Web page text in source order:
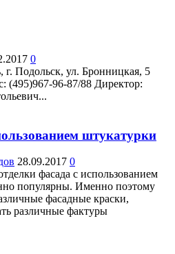
0
г. Подольск, ул. Бронницкая, 5
(495)967-96-87/88 Директор:
штукатурки
28.09.2017 0
фасада с использованием
популярны. Именно поэтому
фасадные краски,
различные фактуры